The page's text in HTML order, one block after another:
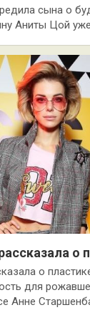
сына о
Аниты Цой
о
о
для
Анне